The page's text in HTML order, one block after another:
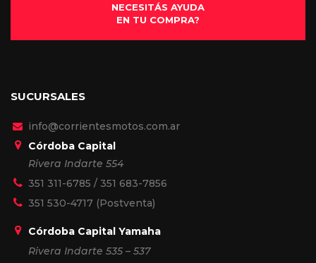
NECESITÁS AYUDA
EN TU COMPRA?
SUCURSALES
info@corrientesmotos.com.ar
Córdoba Capital
Rivera Indarte 554
351 311-6785 / 351 683-7856
351 530-4717 (Postventa)
Córdoba Capital Yamaha
Rivera Indarte 535 – 537